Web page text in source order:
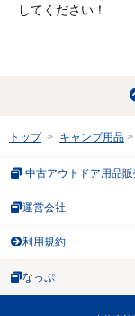
してください！
トップ キャンプ用品
中古アウトドア用品
運営会社
利用規約
なっぷ